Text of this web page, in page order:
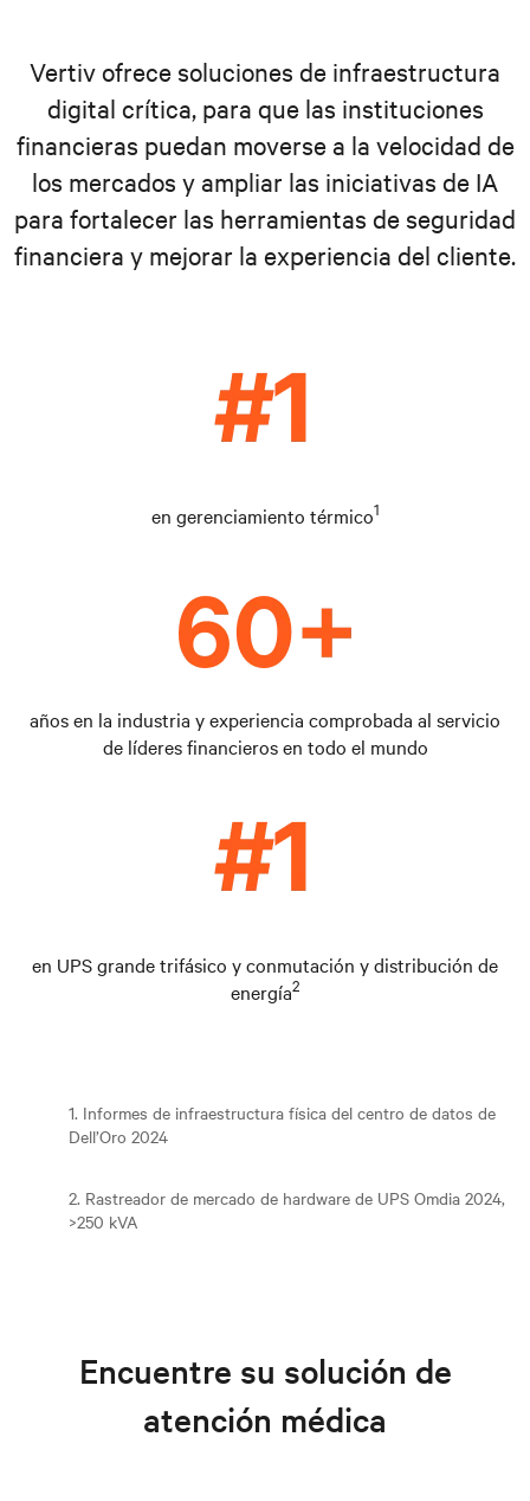
Vertiv ofrece soluciones de infraestructura
digital crítica, para que las instituciones
financieras puedan moverse a la velocidad de
los mercados y ampliar las iniciativas de IA
para fortalecer las herramientas de seguridad
financiera y mejorar la experiencia del cliente.
en gerenciamiento térmico1
años en la industria y experiencia comprobada al servicio
de líderes financieros en todo el mundo
en UPS grande trifásico y conmutación y distribución de
energía2
1. Informes de infraestructura física del centro de datos de
Dell’Oro 2024
2. Rastreador de mercado de hardware de UPS Omdia 2024,
>250 kVA
Encuentre su solución de
atención médica